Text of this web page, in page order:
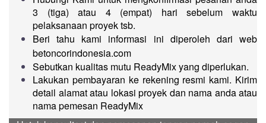
3 (tiga) atau 4 (empat) hari sebelum waktu
pelaksanaan proyek tsb.
Beri tahu kami informasi ini diperoleh dari web
betoncorindonesia.com
Sebutkan kualitas mutu ReadyMix yang diperlukan.
Lakukan pembayaran ke rekening resmi kami. Kirim
detail alamat atau lokasi proyek dan nama anda atau
nama pemesan ReadyMix